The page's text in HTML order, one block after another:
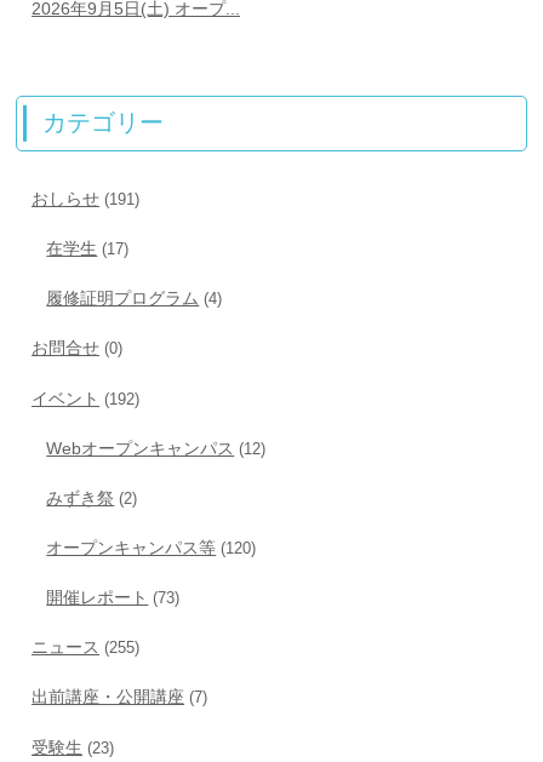
2026年9月5日(土) オープ...
カテゴリー
おしらせ (191)
在学生 (17)
履修証明プログラム (4)
お問合せ (0)
イベント (192)
Webオープンキャンパス (12)
みずき祭 (2)
オープンキャンパス等 (120)
開催レポート (73)
ニュース (255)
出前講座・公開講座 (7)
受験生 (23)